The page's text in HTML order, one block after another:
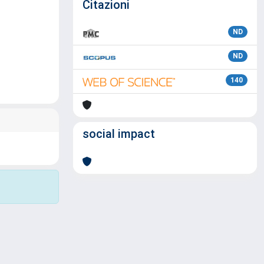
Citazioni
ND
ND
140
social impact